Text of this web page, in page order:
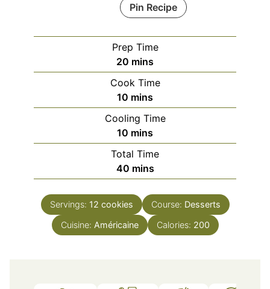
Pin Recipe
Prep Time
20 minutes
mins
Cook Time
10 minutes
mins
Cooling Time
10 minutes
mins
Total Time
40minutes
mins
Servings: 12 cookies Course: Desserts
Cuisine: Américaine Calories: 200